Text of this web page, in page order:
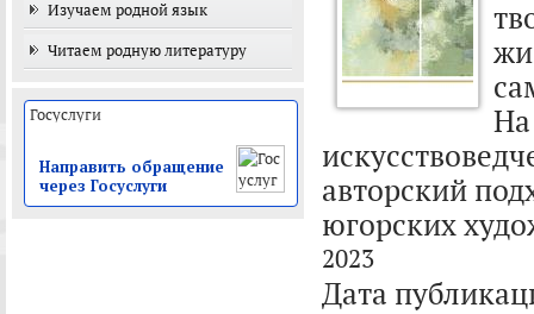
Изучаем родной язык
Читаем родную литературу
Направить обращение
через Госуслуги
авторский
югорских
2023
Дата